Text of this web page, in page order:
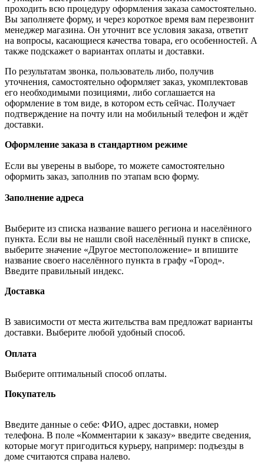
проходить всю процедуру оформления заказа самостоятельно.
Вы заполняете форму, и через короткое время вам перезвонит
менеджер магазина. Он уточнит все условия заказа, ответит
на вопросы, касающиеся качества товара, его особенностей. А
также подскажет о вариантах оплаты и доставки.
По результатам звонка, пользователь либо, получив
уточнения, самостоятельно оформляет заказ, укомплектовав
его необходимыми позициями, либо соглашается на
оформление в том виде, в котором есть сейчас. Получает
подтверждение на почту или на мобильный телефон и ждёт
доставки.
Оформление заказа в стандартном режиме
Если вы уверены в выборе, то можете самостоятельно
оформить заказ, заполнив по этапам всю форму.
Заполнение адреса
Выберите из списка название вашего региона и населённого
пункта. Если вы не нашли свой населённый пункт в списке,
выберите значение «Другое местоположение» и впишите
название своего населённого пункта в графу «Город».
Введите правильный индекс.
Доставка
В зависимости от места жительства вам предложат варианты
доставки. Выберите любой удобный способ.
Оплата
Выберите оптимальный способ оплаты.
Покупатель
Введите данные о себе: ФИО, адрес доставки, номер
телефона. В поле «Комментарии к заказу» введите сведения,
которые могут пригодиться курьеру, например: подъезды в
доме считаются справа налево.